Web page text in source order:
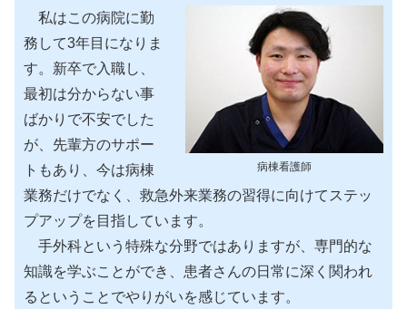
病棟看護師
私はこの病院に勤
務して3年目になりま
す。新卒で入職し、
最初は分からない事
ばかりで不安でした
が、先輩方のサポー
トもあり、今は病棟
業務だけでなく、救急外来業務の習得に向けてステッ
プアップを目指しています。
手外科という特殊な分野ではありますが、専門的な
知識を学ぶことができ、患者さんの日常に深く関われ
るということでやりがいを感じています。